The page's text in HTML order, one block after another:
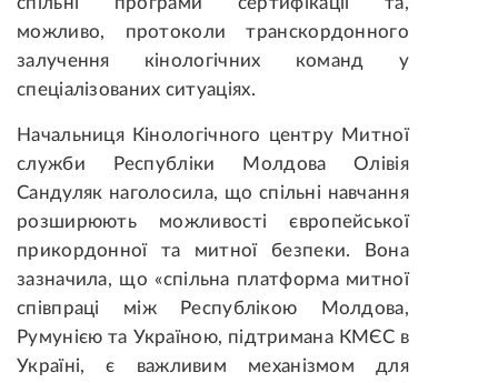
можливо, протоколи транскордонного
залучення кінологічних команд у
спеціалізованих ситуаціях.
Начальниця Кінологічного центру Митної
служби Республіки Молдова Олівія
Сандуляк наголосила, що спільні навчання
розширюють можливості європейської
прикордонної та митної безпеки. Вона
зазначила, що «спільна платформа митної
співпраці між Республікою Молдова,
Румунією та Україною, підтримана КМЄС в
Україні, є важливим механізмом для